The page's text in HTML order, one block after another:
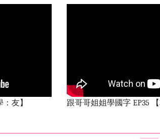
友】 跟哥哥姐姐學國字 EP35